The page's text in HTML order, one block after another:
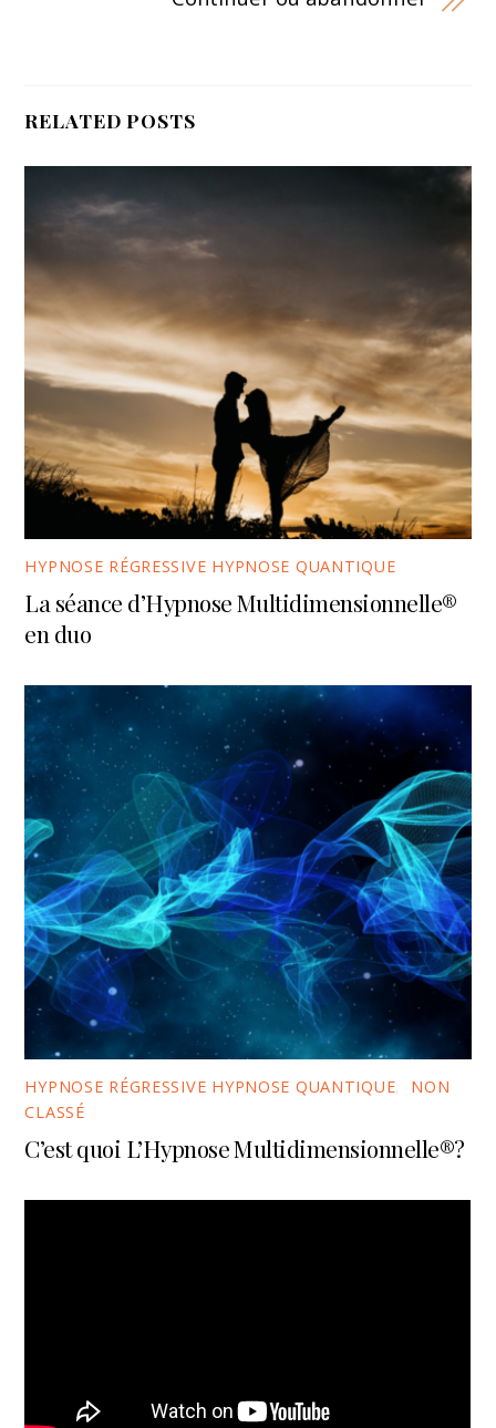
RELATED POSTS
HYPNOSE RÉGRESSIVE HYPNOSE QUANTIQUE
La séance d’Hypnose Multidimensionnelle®
en duo
HYPNOSE RÉGRESSIVE HYPNOSE QUANTIQUE
NON
CLASSÉ
C’est quoi L’Hypnose Multidimensionnelle®?